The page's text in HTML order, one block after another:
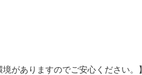
境がありますのでご安心ください。